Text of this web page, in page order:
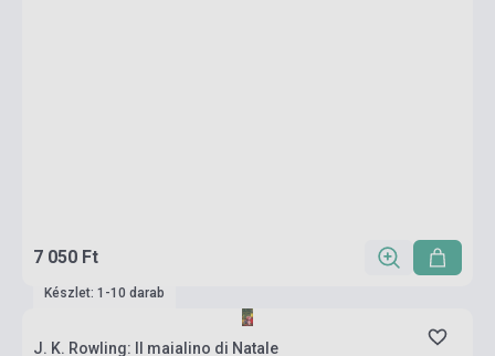
7 050 Ft
Készlet: 1-10 darab
J. K. Rowling: Il maialino di Natale